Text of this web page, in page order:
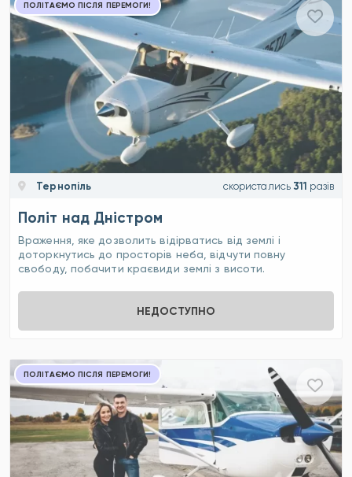
ПОЛІТАЄМО ПІСЛЯ ПЕРЕМОГИ!
Тернопіль скористались 311 разів
Політ над Дністром
Враження, яке дозволить відірватись від землі і
доторкнутись до просторів неба, відчути повну
свободу, побачити краєвиди землі з висоти.
НЕДОСТУПНО
ПОЛІТАЄМО ПІСЛЯ ПЕРЕМОГИ!